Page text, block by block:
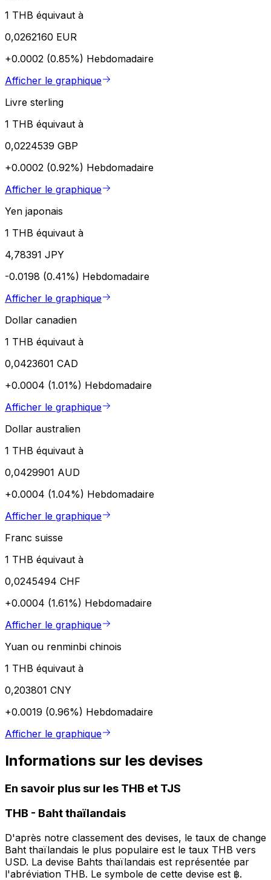
1 THB équivaut à
0,0262160 EUR
+0.0002 (0.85%) Hebdomadaire
Afficher le graphique
Livre sterling
1 THB équivaut à
0,0224539 GBP
+0.0002 (0.92%) Hebdomadaire
Afficher le graphique
Yen japonais
1 THB équivaut à
4,78391 JPY
-0.0198 (0.41%) Hebdomadaire
Afficher le graphique
Dollar canadien
1 THB équivaut à
0,0423601 CAD
+0.0004 (1.01%) Hebdomadaire
Afficher le graphique
Dollar australien
1 THB équivaut à
0,0429901 AUD
+0.0004 (1.04%) Hebdomadaire
Afficher le graphique
Franc suisse
1 THB équivaut à
0,0245494 CHF
+0.0004 (1.61%) Hebdomadaire
Afficher le graphique
Yuan ou renminbi chinois
1 THB équivaut à
0,203801 CNY
+0.0019 (0.96%) Hebdomadaire
Afficher le graphique
Informations sur les devises
En savoir plus sur les THB et TJS
THB - Baht thaïlandais
D'après notre classement des devises, le taux de change
Baht thaïlandais le plus populaire est le taux THB vers
USD. La devise Bahts thaïlandais est représentée par
l'abréviation THB. Le symbole de cette devise est ฿.